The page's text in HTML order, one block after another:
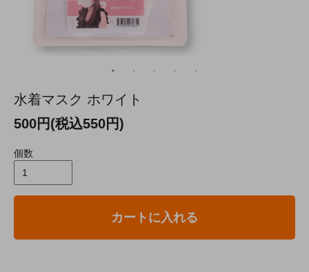
水着マスク ホワイト
500円(税込550円)
個数
カートに入れる